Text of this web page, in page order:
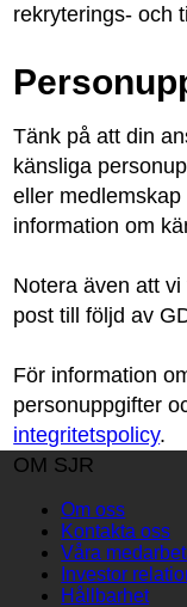
rekryterings- och
Tänk på att din
känsliga
eller
information om
Notera även att
post till följd av
För information
personuppgifter
integritetspolicy.
OM SJR
Om oss
Kontakta oss
Våra
Investor
Hållbarhet